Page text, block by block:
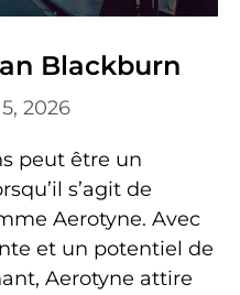
Blackburn
2026
peut être un
s’agit de
Aerotyne. Avec
et un potentiel de
Aerotyne attire